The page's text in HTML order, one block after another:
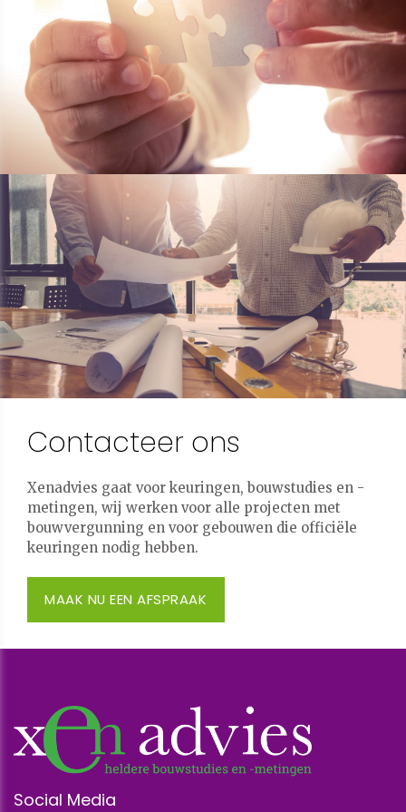
Contacteer ons
Xenadvies gaat voor keuringen, bouwstudies en -
metingen, wij werken voor alle projecten met
bouwvergunning en voor gebouwen die officiële
keuringen nodig hebben.
MAAK NU EEN AFSPRAAK
Social Media